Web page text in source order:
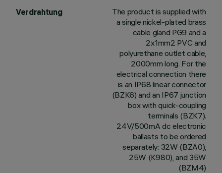
Verdrahtung
The product is supplied with
a single nickel-plated brass
cable gland PG9 and a
2x1mm2 PVC and
polyurethane outlet cable,
2000mm long. For the
electrical connection there
is an IP68 linear connector
(BZK6) and an IP67 junction
box with quick-coupling
terminals (BZK7).
24V/500mA dc electronic
ballasts to be ordered
separately: 32W (BZA0),
25W (K980), and 35W
(BZM4)